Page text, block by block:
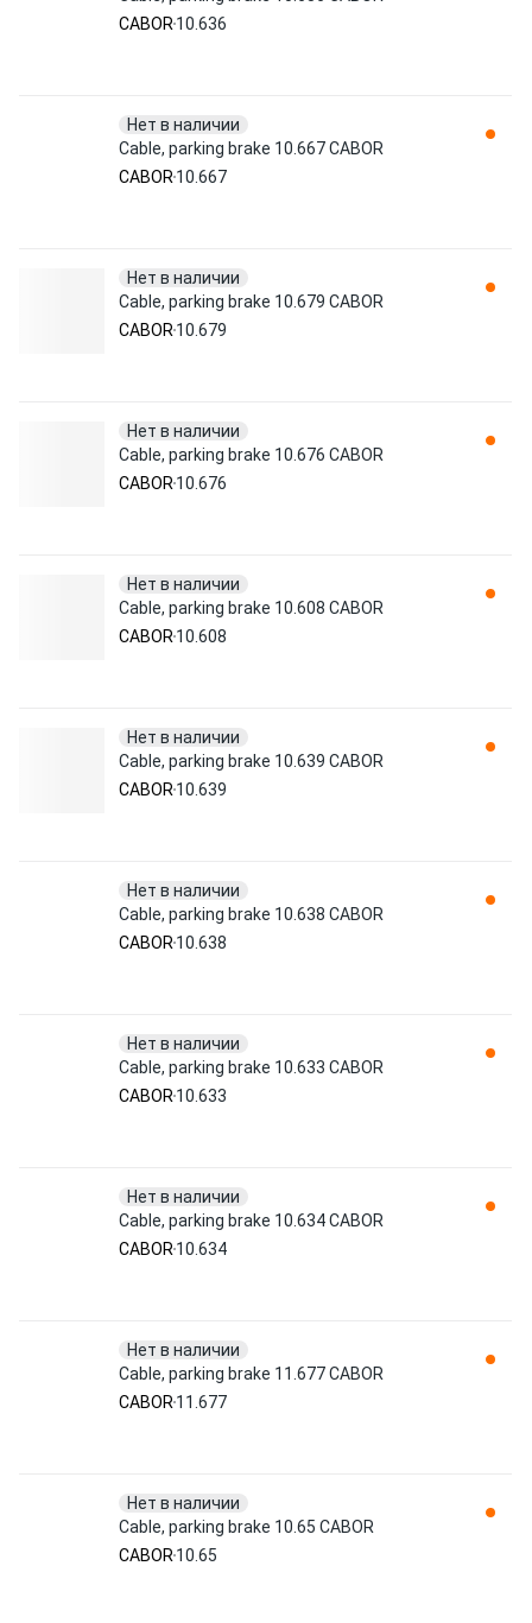
CABOR 10.636
Нет в наличии
Cable, parking brake 10.667 CABOR
CABOR 10.667
Нет в наличии
Cable, parking brake 10.679 CABOR
CABOR 10.679
Нет в наличии
Cable, parking brake 10.676 CABOR
CABOR 10.676
Нет в наличии
Cable, parking brake 10.608 CABOR
CABOR 10.608
Нет в наличии
Cable, parking brake 10.639 CABOR
CABOR 10.639
Нет в наличии
Cable, parking brake 10.638 CABOR
CABOR 10.638
Нет в наличии
Cable, parking brake 10.633 CABOR
CABOR 10.633
Нет в наличии
Cable, parking brake 10.634 CABOR
CABOR 10.634
Нет в наличии
Cable, parking brake 11.677 CABOR
CABOR 11.677
Нет в наличии
Cable, parking brake 10.65 CABOR
CABOR 10.65